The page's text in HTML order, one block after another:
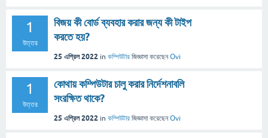
1
উত্তর
বিজয় কী বোর্ড ব্যবহার করার জন্য কী টাইপ
করতে হয়?
25 এপ্রিল 2022 in কম্পিউটার জিজ্ঞাসা করেছেনOvi
1
উত্তর
কোথায় কম্পিউটার চালু করার নির্দেশনাবলি
সংরক্ষিত থাকে?
25 এপ্রিল 2022 in কম্পিউটার জিজ্ঞাসা করেছেনOvi